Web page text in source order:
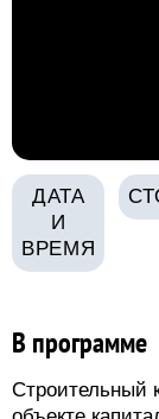
ДАТА
И
ВРЕМЯ
В программе
Строительный